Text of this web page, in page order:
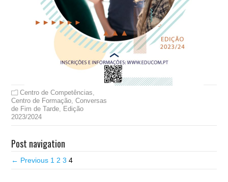
Centro de Competências,
Centro de Formação,Conversas
de Fim de Tarde, Edição
2023/2024
Post navigation
← Previous 1 2 3 4